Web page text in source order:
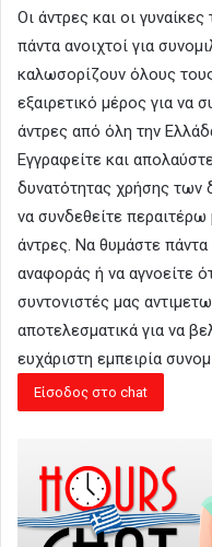
Οι άντρες και οι
πάντα ανοιχτοί για
καλωσορίζουν όλους
εξαιρετικό μέρος για να
άντρες από όλη την
Εγγραφείτε και
δυνατότητας χρήσης
να συνδεθείτε
άντρες. Να θυμάστε
αναφοράς ή να αγνοείτε
συντονιστές μας
αποτελεσματικά για να
ευχάριστη εμπειρία